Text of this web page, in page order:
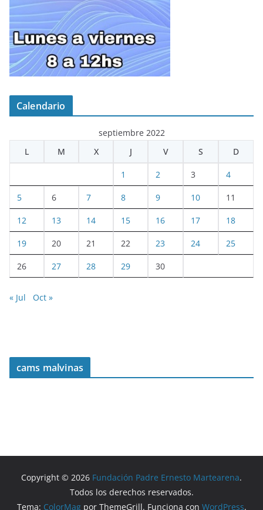
Calendario
septiembre 2022
L
M X J V S D
1 2 3 4
5 6 7 8 9 10 11
12 13 14 15 16 17 18
19 20 21 22 23 24 25
26 27 28 29 30
« Jul Oct »
cams malvinas
Copyright © 2026 Fundación Padre Ernesto Martearena.
Todos los derechos reservados.
Tema: ColorMagpor ThemeGrill. Funciona con WordPress.